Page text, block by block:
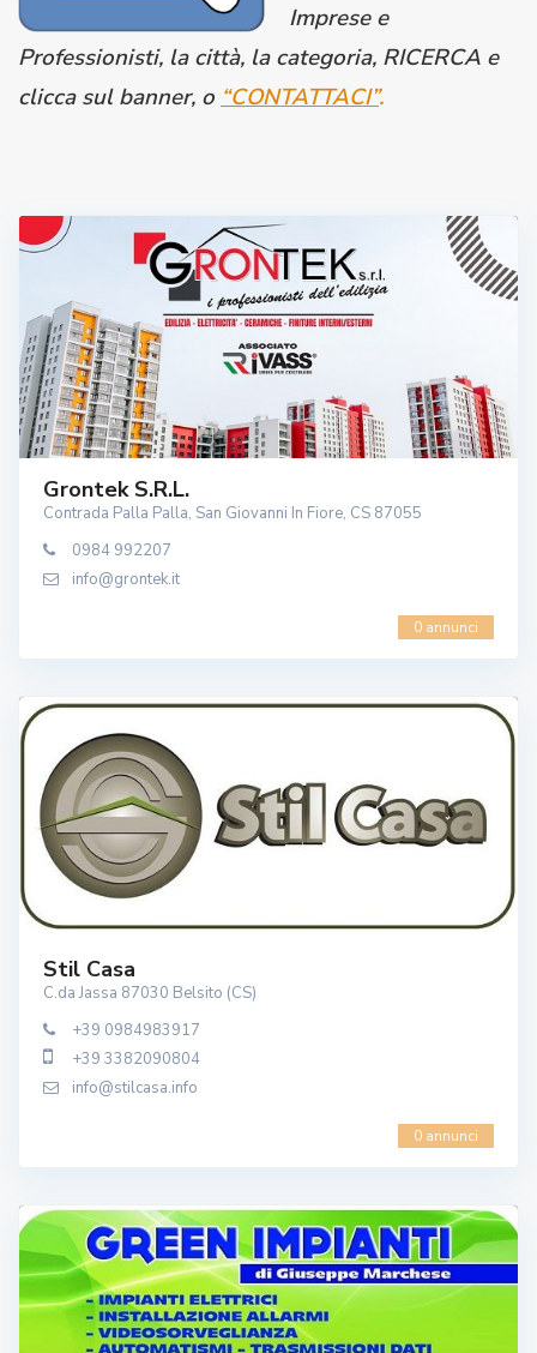
Imprese e
Professionisti, la città, la categoria, RICERCA e
clicca sul banner, o “CONTATTACI”.
Grontek S.r.l.
Contrada Palla Palla, San Giovanni In Fiore, CS 87055
0984 992207
info@grontek.it
0 annunci
Stil Casa
C.da Jassa 87030 Belsito (CS)
+39 0984983917
+39 3382090804
info@stilcasa.info
0 annunci